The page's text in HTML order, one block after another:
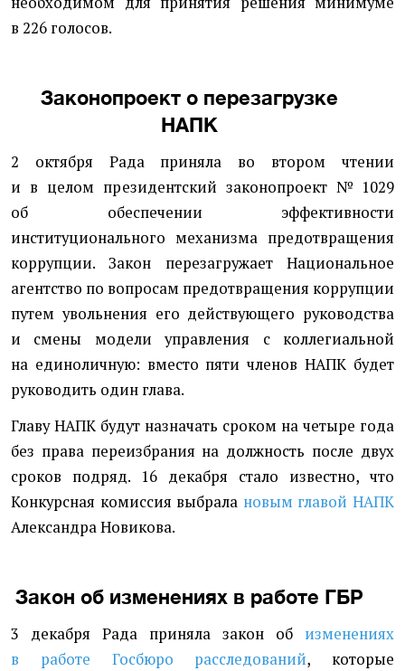
в 226 голосов.
Законопроект о перезагрузке
НАПК
2 октября Рада приняла во втором чтении
и в целом президентский законопроект № 1029
об обеспечении эффективности
институционального механизма предотвращения
коррупции. Закон перезагружает Национальное
агентство по вопросам предотвращения коррупции
путем увольнения его действующего руководства
и смены модели управления с коллегиальной
на единоличную: вместо пяти членов НАПК будет
руководить один глава.
Главу НАПК будут назначать сроком на четыре года
без права переизбрания на должность после двух
сроков подряд. 16 декабря стало известно, что
Конкурсная комиссия выбрала новым главой НАПК
Александра Новикова.
Закон об изменениях в работе ГБР
3 декабря Рада приняла закон об изменениях
в работе Госбюро расследований, которые